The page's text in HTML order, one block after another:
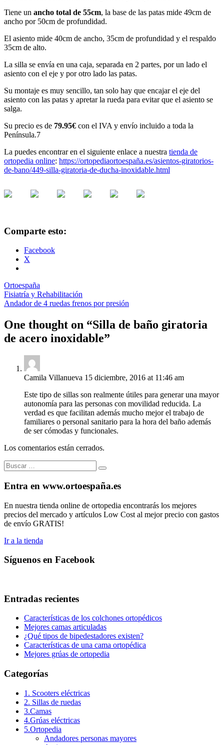
Tiene un ancho total de 55cm, la base de las patas mide 49cm de
ancho por 50cm de profundidad.
El asiento mide 40cm de ancho, 35cm de profundidad y el respaldo
35cm de alto.
La silla se envía en una caja, separada en 2 partes, por un lado el
asiento con el eje y por otro lado las patas.
Su montaje es muy sencillo, tan solo hay que encajar el eje del
asiento con las patas y apretar la rueda para evitar que el asiento se
salga.
Su precio es de 79.95€ con el IVA y envío incluido a toda la
Península.7
La puedes encontrar en el siguiente enlace a nuestra tienda de
ortopedia online: https://ortopediaortoespaña.es/asientos-giratorios-
de-bano/449-silla-giratoria-de-ducha-inoxidable.html
Comparte esto:
Facebook
X
Ortoespaña
Fisiatría y Rehabilitación
Andador de 4 ruedas frenos por presión
One thought on “Silla de baño giratoria
de acero inoxidable”
Camila Villanueva 15 diciembre, 2016 at 11:46 am
Este tipo de sillas son realmente útiles para generar una mayor
autonomía para las personas con movilidad reducida. La
verdad es que facilitan además mucho mejor el trabajo de
familiares o personal sanitario para la hora del baño además
de ser cómodas y funcionales.
Los comentarios están cerrados.
Buscar:
Buscar
Entra en www.ortoespaña.es
En nuestra tienda online de ortopedia encontrarás los mejores
precios del mercado y artículos Low Cost al mejor precio con gastos
de envío GRATIS!
Ir a la tienda
Síguenos en Facebook
Entradas recientes
Características de los colchones ortopédicos
Mejores camas articuladas
¿Qué tipos de bipedestadores existen?
Características de una cama ortopédica
Mejores grúas de ortopedia
Categorías
1. Scooters eléctricas
2. Sillas de ruedas
3.Camas
4.Grúas eléctricas
5.Ortopedia
Andadores personas mayores